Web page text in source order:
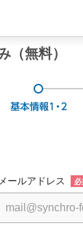
（無料）
メールアドレス